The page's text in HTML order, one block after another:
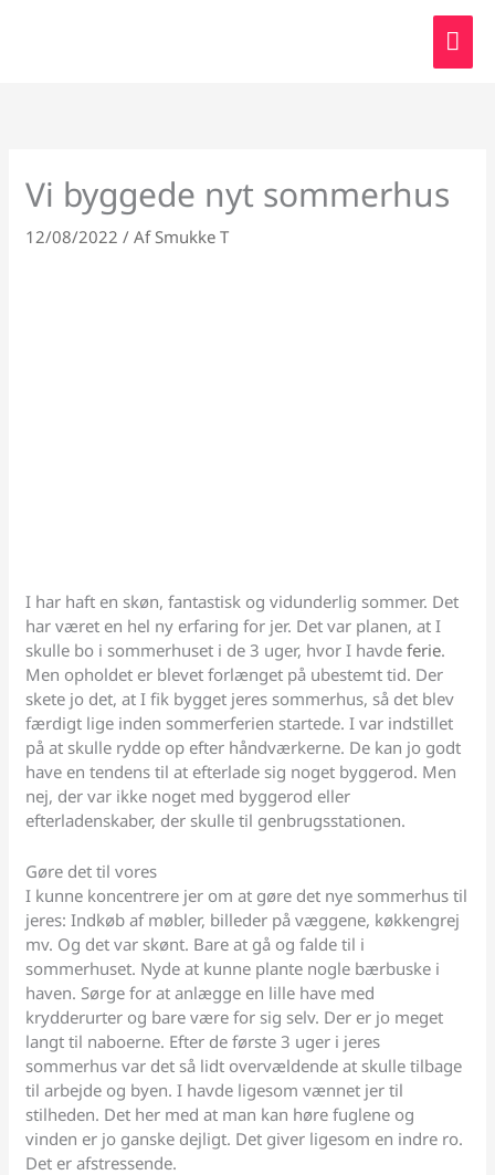
Vi byggede nyt sommerhus
12/08/2022/ Af Smukke T
I har haft en skøn, fantastisk og vidunderlig sommer. Det
har været en hel ny erfaring for jer. Det var planen, at I
skulle bo i sommerhuset i de 3 uger, hvor I havdeferie.
Men opholdet er blevet forlænget på ubestemt tid. Der
skete jo det, at I fik bygget jeres sommerhus, så det blev
færdigt lige inden sommerferien startede. I var indstillet
på at skulle rydde op efter håndværkerne. De kan jo godt
have en tendens til at efterlade sig noget byggerod. Men
nej, der var ikke noget med byggerod eller
efterladenskaber, der skulle til genbrugsstationen.
Gøre det til vores
I kunne koncentrere jer om at gøre det nye sommerhus til
jeres: Indkøb af møbler, billeder på væggene, køkkengrej
mv. Og det var skønt. Bare at gå og falde til i
sommerhuset. Nyde at kunne plante nogle bærbuske i
haven. Sørge for at anlægge en lille have med
krydderurter og bare være for sig selv. Der er jo meget
langt til naboerne. Efter de første 3 uger i jeres
sommerhus var det så lidt overvældende at skulle tilbage
til arbejde og byen. I havde ligesom vænnet jer til
stilheden. Det her med at man kan høre fuglene og
vinden er jo ganske dejligt. Det giver ligesom en indre ro.
Det er afstressende.